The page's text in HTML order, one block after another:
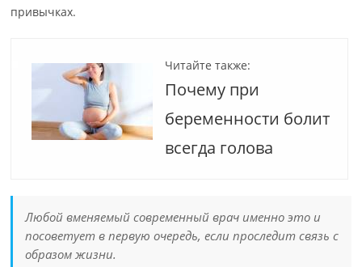
привычках.
Читайте также:
Почему при
беременности болит
всегда голова
Любой вменяемый современный врач именно это и
посоветует в первую очередь, если проследит связь с
образом жизни.